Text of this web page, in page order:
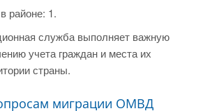
районе: 1.
служба выполняет важную
учета граждан и места их
страны.
миграции ОМВД